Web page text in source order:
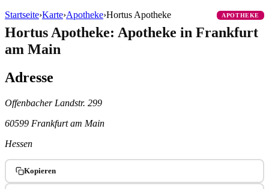
Startseite›Karte›Apotheke›Hortus Apotheke APOTHEKE
Hortus Apotheke: Apotheke in Frankfurt
am Main
Adresse
Offenbacher Landstr. 299
60599 Frankfurt am Main
Hessen
Kopieren